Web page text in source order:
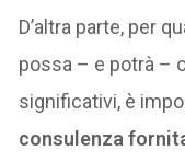
D’altra parte, per
possa – e potrà –
significativi, è
consulenza